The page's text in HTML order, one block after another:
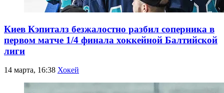
Киев Кэпиталз безжалостно разбил соперника в
первом матче 1/4 финала хоккейной Балтийской
лиги
14 марта, 16:38 Хокей